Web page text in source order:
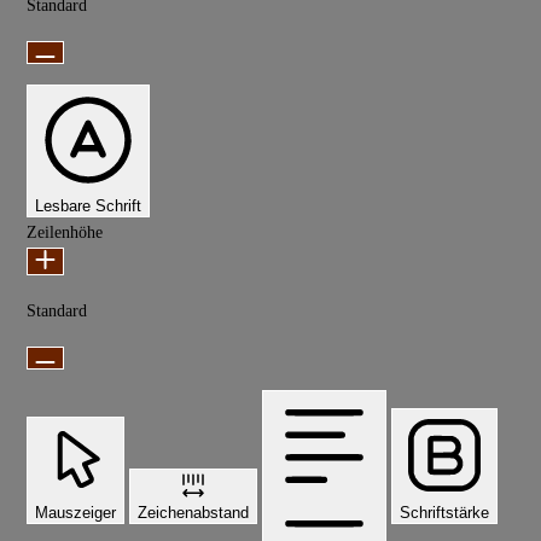
Standard
Lesbare Schrift
Zeilenhöhe
Standard
Mauszeiger Zeichenabstand Schriftstärke